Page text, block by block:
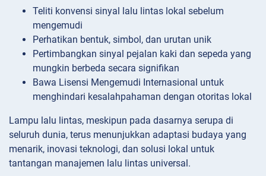
Teliti konvensi sinyal lalu lintas lokal sebelum
mengemudi
Perhatikan bentuk, simbol, dan urutan unik
Pertimbangkan sinyal pejalan kaki dan sepeda yang
mungkin berbeda secara signifikan
Bawa Lisensi Mengemudi Internasional untuk
menghindari kesalahpahaman dengan otoritas lokal
Lampu lalu lintas, meskipun pada dasarnya serupa di
seluruh dunia, terus menunjukkan adaptasi budaya yang
menarik, inovasi teknologi, dan solusi lokal untuk
tantangan manajemen lalu lintas universal.